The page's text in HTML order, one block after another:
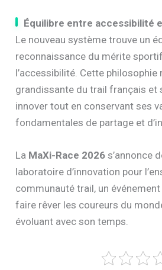
Équilibre entre accessibilité
Le nouveau système trouve un
reconnaissance du mérite
l’accessibilité. Cette
grandissante du trail français et
innover tout en conservant ses
fondamentales de partage et
La MaXi-Race 2026 s’annonce
laboratoire d’innovation pour
communauté trail, un
faire rêver les coureurs du
évoluant avec son temps.